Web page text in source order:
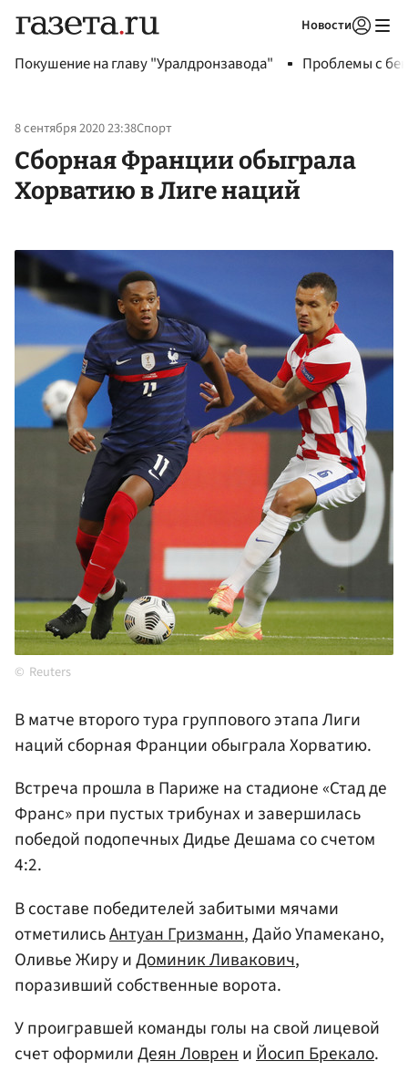
Новости
Покушение на главу "Уралдронзавода" Проблемы с
8 сентября 2020 23:38Спорт
Сборная Франции обыграла
Хорватию в Лиге наций
Reuters
В матче второго тура группового этапа Лиги
наций сборная Франции обыграла Хорватию.
Встреча прошла в Париже на стадионе «Стад де
Франс» при пустых трибунах и завершилась
победой подопечных Дидье Дешама со счетом
4:2.
В составе победителей забитыми мячами
отметилисьАнтуан Гризманн, Дайо Упамекано,
Оливье Жиру иДоминик Ливакович,
поразивший собственные ворота.
У проигравшей команды голы на свой лицевой
счет оформилиДеян ЛоврениЙосип Брекало.